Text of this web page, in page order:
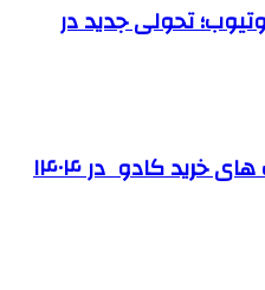
تحولی جدید در
خرید کادو در ۱۴۰۴